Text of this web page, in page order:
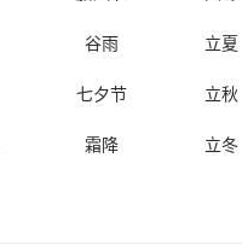
谷雨 立夏
七夕节 立秋
霜降 立冬